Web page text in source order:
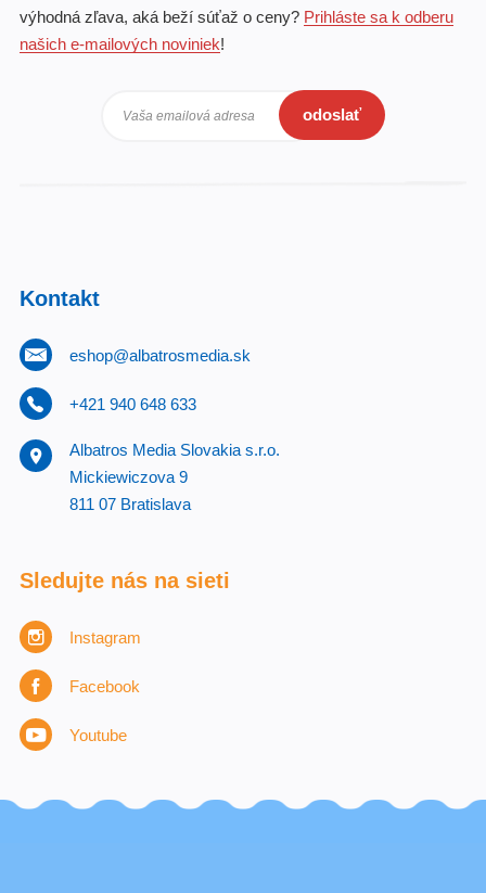
výhodná zľava, aká beží súťaž o ceny? Prihláste sa k odberu
našich e-mailových noviniek!
Vaša emailová adresa odoslať
Kontakt
eshop@albatrosmedia.sk
+421 940 648 633
Albatros Media Slovakia s.r.o.
Mickiewiczova 9
811 07 Bratislava
Sledujte nás na sieti
Instagram
Facebook
Youtube